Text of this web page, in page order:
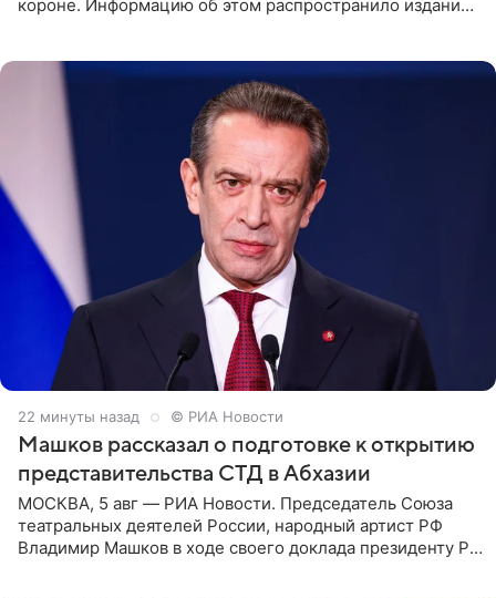
короне. Информацию об этом распространило издание
23 минуты назад © РИА Новости
Машков рассказал о подготовке к открытию
представительства СТД в Абхазии
МОСКВА, 5 авг — РИА Новости. Председатель Союза
театральных деятелей России, народный артист РФ
Владимир Машков в ходе своего доклада президенту РФ